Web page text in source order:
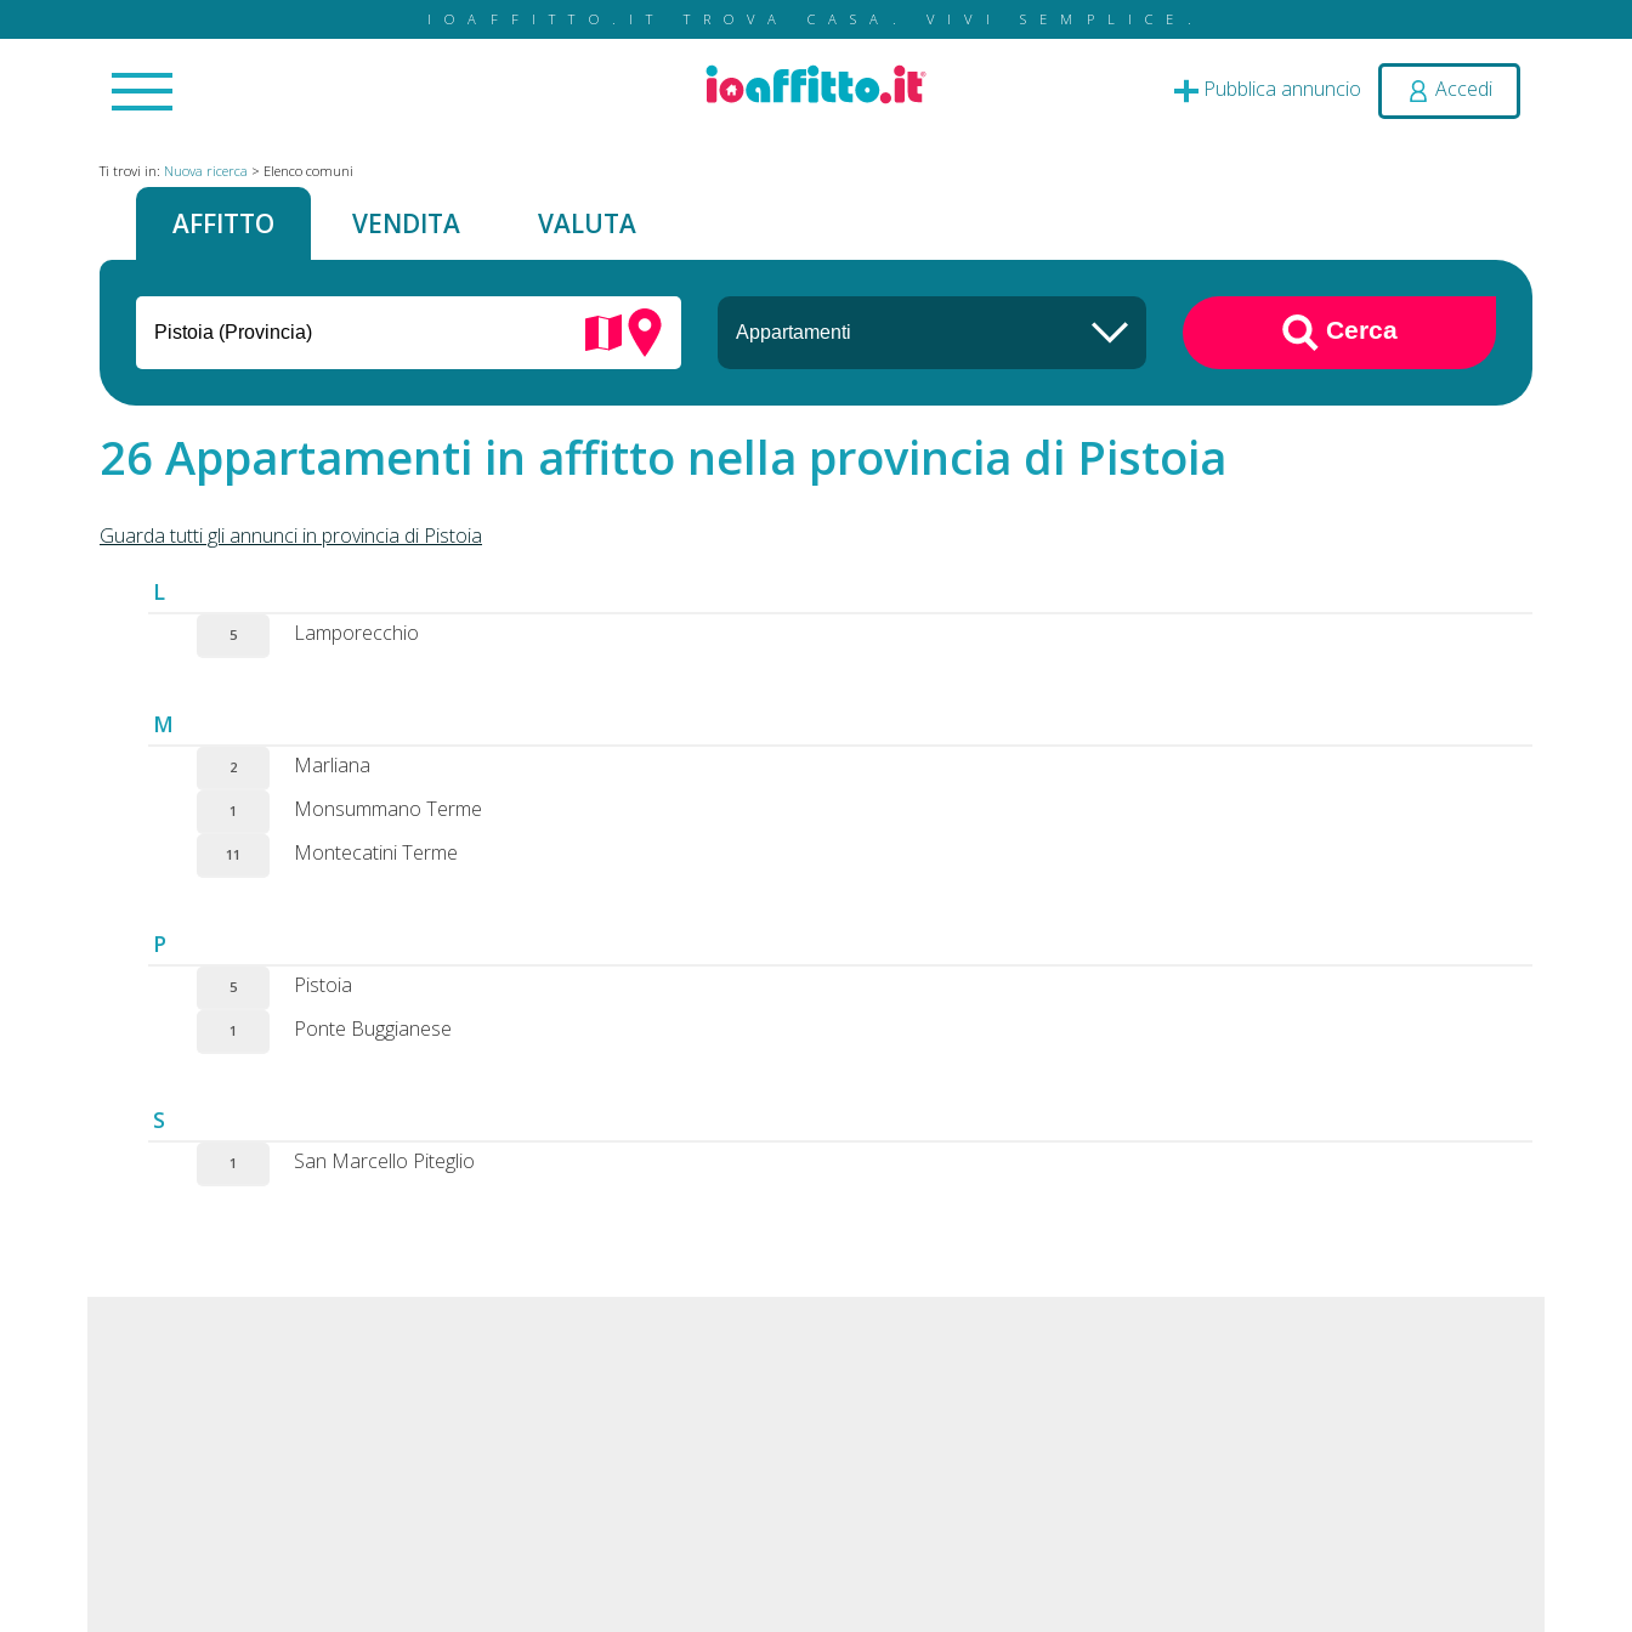
IOAFFITTO.IT TROVA CASA. VIVI SEMPLICE.
Pubblica annuncio Accedi
Ti trovi in: Nuova ricerca > Elenco comuni
AFFITTO VENDITA VALUTA
Cerca
Appartamenti in affitto nella provincia di Pistoia
Guarda tutti gli annunci in provincia di Pistoia
L
5 Lamporecchio
M
2 Marliana
1 Monsummano Terme
11 Montecatini Terme
P
5 Pistoia
1 Ponte Buggianese
S
1 San Marcello Piteglio